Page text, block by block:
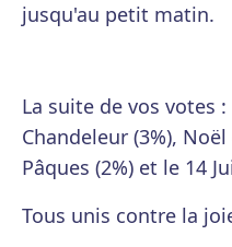
jusqu'au petit matin.
La suite de vos votes
Chandeleur (3%), Noël
Pâques (2%) et le 14
Tous unis contre la